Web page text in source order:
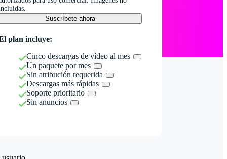
Suscríbete ahora
plan incluye:
Cinco descargas de vídeo al mes
Un paquete por mes
Sin atribución requerida
Descargas más rápidas
Soporte prioritario
Sin anuncios